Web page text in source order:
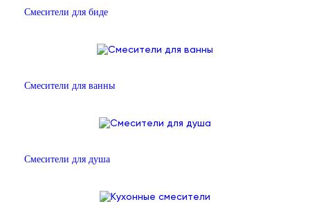
Смесители для биде
Смесители для ванны
Смесители для душа